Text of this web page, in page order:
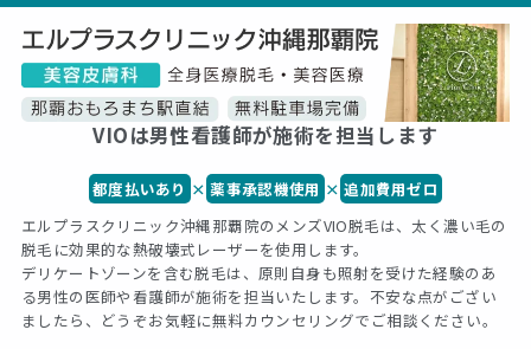
VIOは男性看護師が施術を担当します
都度払いあり × 薬事承認機使用 × 追加費用ゼロ
エルプラスクリニック沖縄那覇院のメンズVIO脱毛は、太く濃い毛の
脱毛に効果的な熱破壊式レーザーを使用します。
デリケートゾーンを含む脱毛は、原則自身も照射を受けた経験のあ
る男性の医師や看護師が施術を担当いたします。不安な点がござい
ましたら、どうぞお気軽に無料カウンセリングでご相談ください。